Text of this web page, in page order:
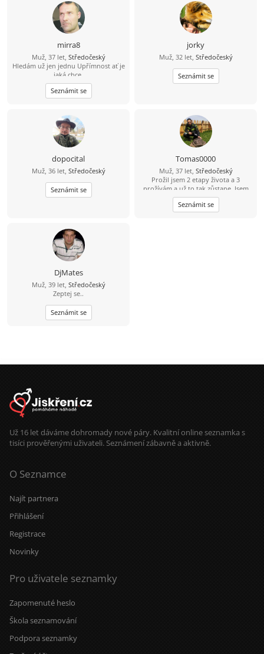
celý život? Tak se mi prosím ozvi
kdykoliv. Omlouvám se, ale na
nabídky starších žen přes 35
nereaguji.....
mirra8
Muž, 37 let, Středočeský
Hledám už jen jednu Upřímnost ať je
jaká chce.
Seznámit se
jorky
Muž, 32 let, Středočeský
Seznámit se
dopocital
Muž, 36 let, Středočeský
Seznámit se
Tomas0000
Muž, 37 let, Středočeský
Prožil jsem 2 etapy života a 3
prožívám a už to tak zůstane. Jsem
sám sebou a nenechám se změnit.
Přednější je moje dítě, žiju už jen
pro ni. ŽENIT SE UŽ NECHCI, CHTĚL
Seznámit se
DjMates
Muž, 39 let, Středočeský
Zeptej se..
Seznámit se
Už 16 let dáváme dohromady nové páry. Kvalitní online seznamka s
tisíci prověřenými uživateli. Seznámení zábavně a aktivně.
O Seznamce
Najít partnera
Přihlášení
Registrace
Novinky
Pro uživatele seznamky
Zapomenuté heslo
Škola seznamování
Podpora seznamky